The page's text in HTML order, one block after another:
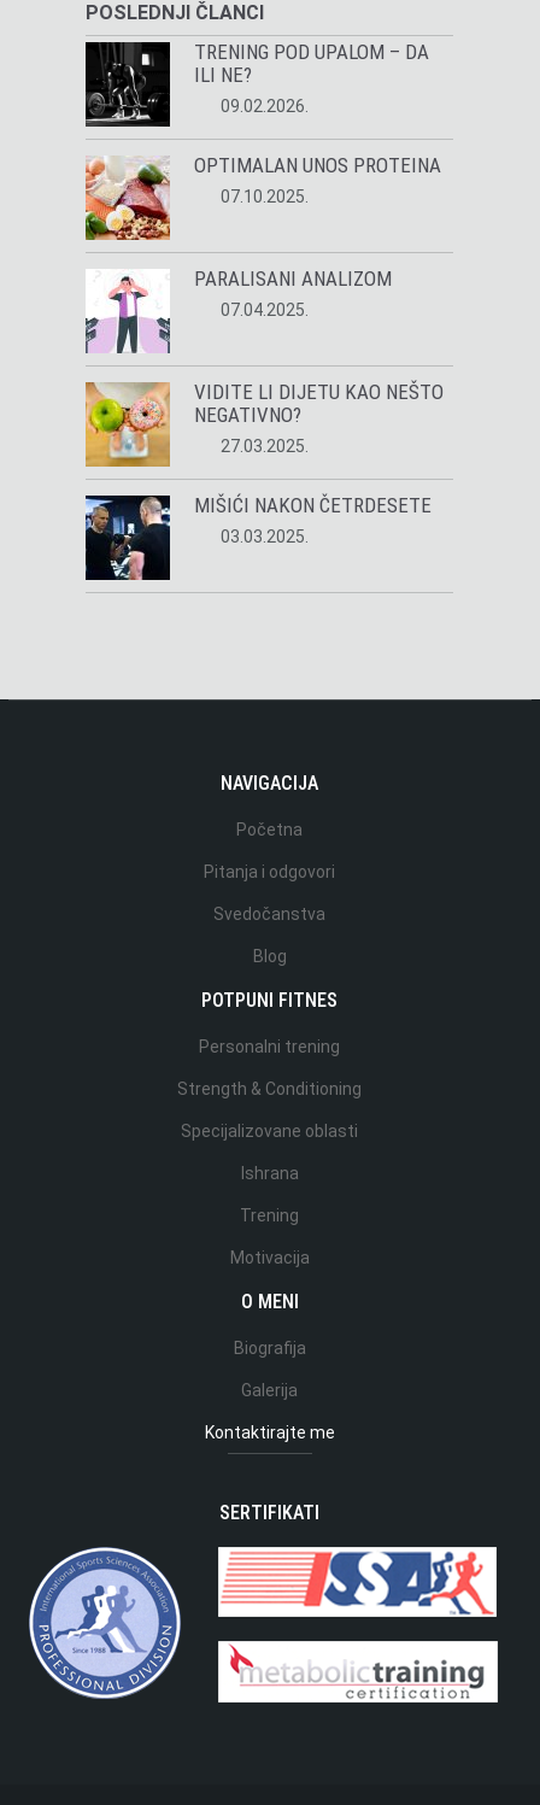
POSLEDNJI ČLANCI
TRENING POD UPALOM – DA
ILI NE?
09.02.2026.
OPTIMALAN UNOS PROTEINA
07.10.2025.
PARALISANI ANALIZOM
07.04.2025.
VIDITE LI DIJETU KAO NEŠTO
NEGATIVNO?
27.03.2025.
MIŠIĆI NAKON ČETRDESETE
03.03.2025.
NAVIGACIJA
Početna
Pitanja i odgovori
Svedočanstva
Blog
POTPUNI FITNES
Personalni trening
Strength & Conditioning
Specijalizovane oblasti
Ishrana
Trening
Motivacija
O MENI
Biografija
Galerija
Kontaktirajte me
SERTIFIKATI